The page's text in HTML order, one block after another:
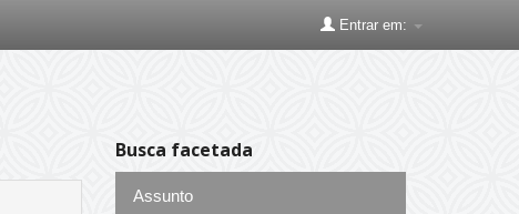
Entrar em:
Busca facetada
Assunto